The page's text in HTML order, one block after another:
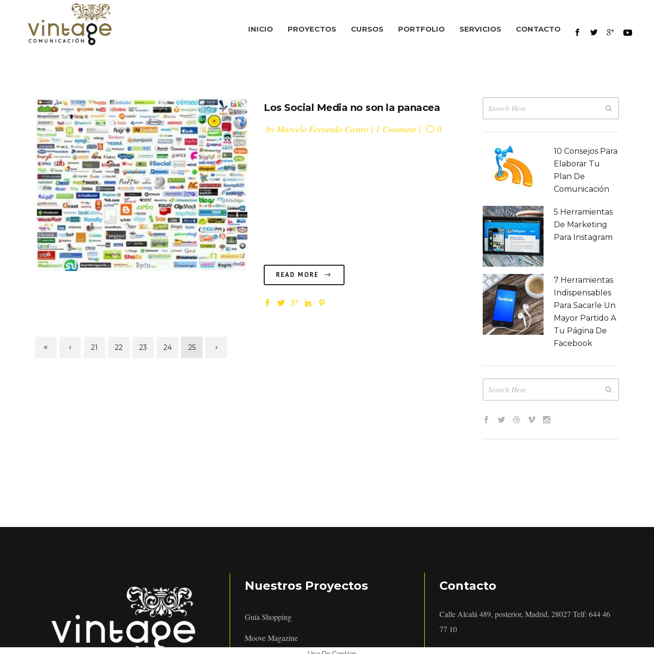
INICIO PROYECTOS CURSOS PORTFOLIO SERVICIOS CONTACTO
Los Social Media no son la panacea
byMarcelo Ferrando Castro 1 Comment 0
READ MORE
21 22 23 24 25
10 Consejos Para
Elaborar Tu
Plan De
Comunicación
5 Herramientas
De Marketing
Para Instagram
7 Herramientas
Indispensables
Para Sacarle Un
Mayor Partido A
Tu Página De
Facebook
Nuestros Proyectos
Guía Shopping
Moove Magazine
Contacto
Calle Alcalá 489, posterior, Madrid, 28027 Telf: 644 46
77 10